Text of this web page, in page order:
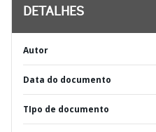
DETALHES
Autor
Data do documento
TIpo de documento